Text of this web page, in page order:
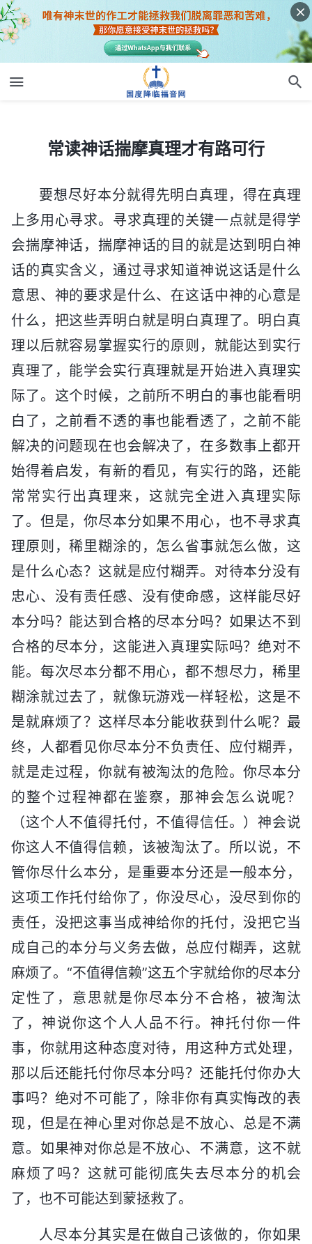
常读神话揣摩真理才有路可行
要想尽好本分就得先明白真理，得在真理
上多用心寻求。寻求真理的关键一点就是得学
会揣摩神话，揣摩神话的目的就是达到明白神
话的真实含义，通过寻求知道神说这话是什么
意思、神的要求是什么、在这话中神的心意是
什么，把这些弄明白就是明白真理了。明白真
理以后就容易掌握实行的原则，就能达到实行
真理了，能学会实行真理就是开始进入真理实
际了。这个时候，之前所不明白的事也能看明
白了，之前看不透的事也能看透了，之前不能
解决的问题现在也会解决了，在多数事上都开
始得着启发，有新的看见，有实行的路，还能
常常实行出真理来，这就完全进入真理实际
了。但是，你尽本分如果不用心，也不寻求真
理原则，稀里糊涂的，怎么省事就怎么做，这
是什么心态？这就是应付糊弄。对待本分没有
忠心、没有责任感、没有使命感，这样能尽好
本分吗？能达到合格的尽本分吗？如果达不到
合格的尽本分，这能进入真理实际吗？绝对不
能。每次尽本分都不用心，都不想尽力，稀里
糊涂就过去了，就像玩游戏一样轻松，这是不
是就麻烦了？这样尽本分能收获到什么呢？最
终，人都看见你尽本分不负责任、应付糊弄，
就是走过程，你就有被淘汰的危险。你尽本分
的整个过程神都在鉴察，那神会怎么说呢？
（这个人不值得托付，不值得信任。）神会说
你这人不值得信赖，该被淘汰了。所以说，不
管你尽什么本分，是重要本分还是一般本分，
这项工作托付给你了，你没尽心，没尽到你的
责任，没把这事当成神给你的托付，没把它当
成自己的本分与义务去做，总应付糊弄，这就
麻烦了。“不值得信赖”这五个字就给你的尽本分
定性了，意思就是你尽本分不合格，被淘汰
了，神说你这个人人品不行。神托付你一件
事，你就用这种态度对待，用这种方式处理，
那以后还能托付你尽本分吗？还能托付你办大
事吗？绝对不可能了，除非你有真实悔改的表
现，但是在神心里对你总是不放心、总是不满
意。如果神对你总是不放心、不满意，这不就
麻烦了吗？这就可能彻底失去尽本分的机会
了，也不可能达到蒙拯救了。
人尽本分其实是在做自己该做的，你如果